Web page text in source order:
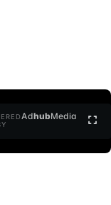
AdhubMedia